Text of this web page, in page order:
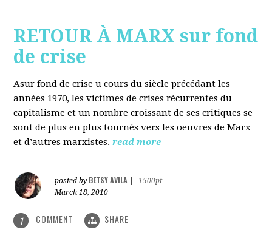
RETOUR À MARX sur fond
de crise
Asur fond de crise u cours du siècle précédant les
années 1970, les victimes de crises récurrentes du
capitalisme et un nombre croissant de ses critiques se
sont de plus en plus tournés vers les oeuvres de Marx
et d’autres marxistes. read more
posted by BETSY AVILA
1500pt
March 18, 2010
1 COMMENT SHARE